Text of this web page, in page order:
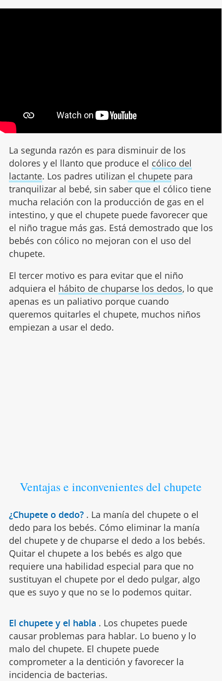
La segunda razón es para disminuir de los
dolores y el llanto que produce el cólico del
lactante. Los padres utilizan el chupetepara
tranquilizar al bebé, sin saber que el cólico tiene
mucha relación con la producción de gas en el
intestino, y que el chupete puede favorecer que
el niño trague más gas. Está demostrado que los
bebés con cólico no mejoran con el uso del
chupete.
El tercer motivo es para evitar que el niño
adquiera el hábito de chuparse los dedos, lo que
apenas es un paliativo porque cuando
queremos quitarles el chupete, muchos niños
empiezan a usar el dedo.
Ventajas e inconvenientes del chupete
¿Chupete o dedo? . La manía del chupete o el
dedo para los bebés. Cómo eliminar la manía
del chupete y de chuparse el dedo a los bebés.
Quitar el chupete a los bebés es algo que
requiere una habilidad especial para que no
sustituyan el chupete por el dedo pulgar, algo
que es suyo y que no se lo podemos quitar.
El chupete y el habla . Los chupetes puede
causar problemas para hablar. Lo bueno y lo
malo del chupete. El chupete puede
comprometer a la dentición y favorecer la
incidencia de bacterias.